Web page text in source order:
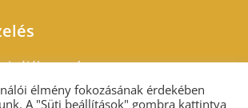
tájékoztató
élmény fokozásának érdekében
A "Süti beállítások" gombra kattintva